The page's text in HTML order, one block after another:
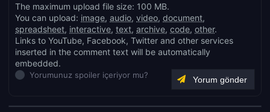
The maximum upload file size: 100 MB.
You can upload: image, audio, video, document,
spreadsheet, interactive, text, archive, code, other.
Links to YouTube, Facebook, Twitter and other services
inserted in the comment text will be automatically
embedded.
Yorumunuz spoiler içeriyor mu?